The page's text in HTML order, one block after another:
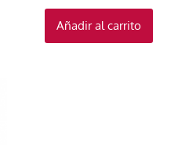
Añadir al carrito